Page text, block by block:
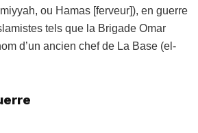
ou Hamas [ferveur]), en guerre
tels que la Brigade Omar
d’un ancien chef de La Base (el-